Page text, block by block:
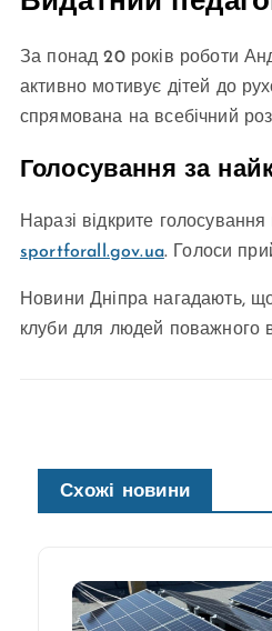
За понад 20 років роботи
активно мотивує дітей до
спрямована на всебічний
Голосування за
Наразі відкрите
sportforall.gov.ua. Голоси
Новини Дніпра нагадають,
клуби для людей поважного
Схожі новини